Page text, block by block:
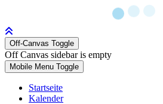
Off-Canvas Toggle
Off Canvas sidebar is empty
Mobile Menu Toggle
Startseite
Kalender